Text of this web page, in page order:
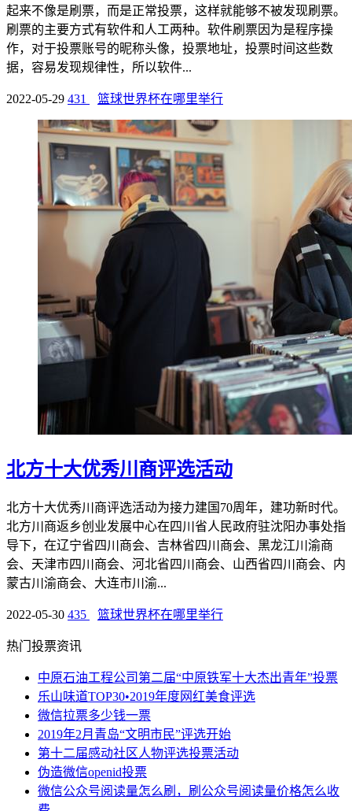
起来不像是刷票，而是正常投票，这样就能够不被发现刷票。
刷票的主要方式有软件和人工两种。软件刷票因为是程序操
作，对于投票账号的昵称头像，投票地址，投票时间这些数
据，容易发现规律性，所以软件...
2022-05-29 431 篮球世界杯在哪里举行
北方十大优秀川商评选活动
北方十大优秀川商评选活动为接力建国70周年，建功新时代。
北方川商返乡创业发展中心在四川省人民政府驻沈阳办事处指
导下，在辽宁省四川商会、吉林省四川商会、黑龙江川渝商
会、天津市四川商会、河北省四川商会、山西省四川商会、内
蒙古川渝商会、大连市川渝...
2022-05-30 435 篮球世界杯在哪里举行
热门投票资讯
中原石油工程公司第二届“中原铁军十大杰出青年”投票
乐山味道TOP30•2019年度网红美食评选
微信拉票多少钱一票
2019年2月青岛“文明市民”评选开始
第十二届感动社区人物评选投票活动
伪造微信openid投票
微信公众号阅读量怎么刷，刷公众号阅读量价格怎么收